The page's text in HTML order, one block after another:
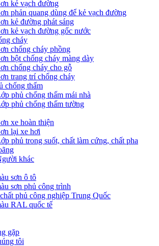
kẻ vạch đường
phản quang dùng để kẻ vạch đường
kẻ đường phát sáng
kẻ vạch đường gốc nước
cháy
chống cháy phồng
bột chống cháy màng dày
chống cháy cho gỗ
trang trí chống cháy
chống thấm
phủ chống thấm mái nhà
phủ chống thấm tường
xe hoàn thiện
lại xe hơi
phủ trong suốt, chất làm cứng, chất pha
khác
sơn ô tô
sơn phủ công trình
phủ công nghiệp Trung Quốc
RAL quốc tế
gặp
tôi